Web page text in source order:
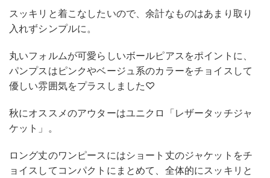
スッキリと着こなしたいので、余計なものはあまり取り
入れずシンプルに。
丸いフォルムが可愛らしいボールピアスをポイントに、
パンプスはピンクやベージュ系のカラーをチョイスして
優しい雰囲気をプラスしました♡
秋にオススメのアウターはユニクロ「レザータッチジャ
ケット」。
ロング丈のワンピースにはショート丈のジャケットをチ
ョイスしてコンパクトにまとめて、全体的にスッキリと